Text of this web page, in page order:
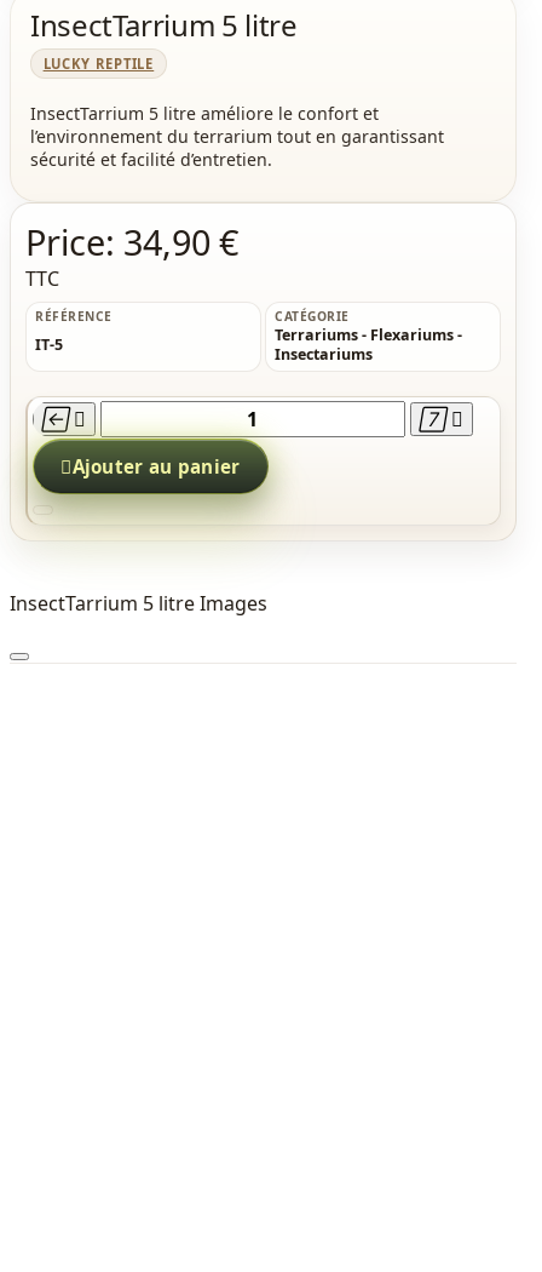
InsectTarrium 5 litre
LUCKY REPTILE
InsectTarrium 5 litre améliore le confort et
l’environnement du terrarium tout en garantissant
sécurité et facilité d’entretien.
Price: 34,90 €
TTC
RÉFÉRENCE
IT-5
CATÉGORIE
Terrariums - Flexariums -
Insectariums
   
Ajouter au panier
InsectTarrium 5 litre Images